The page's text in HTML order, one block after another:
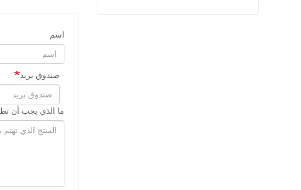
اسم
صندوق بريد
ما الذي يجب أن